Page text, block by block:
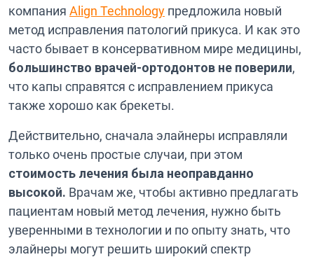
компания Align Technology предложила новый
метод исправления патологий прикуса. И как это
часто бывает в консервативном мире медицины,
большинство врачей-ортодонтов не поверили,
что капы справятся с исправлением прикуса
также хорошо как брекеты.
Действительно, сначала элайнеры исправляли
только очень простые случаи, при этом
стоимость лечения была неоправданно
высокой. Врачам же, чтобы активно предлагать
пациентам новый метод лечения, нужно быть
уверенными в технологии и по опыту знать, что
элайнеры могут решить широкий спектр